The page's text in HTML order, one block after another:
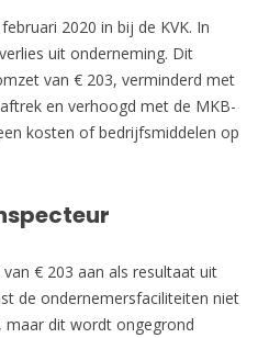
2020 in bij de KVK. In
uit onderneming. Dit
van € 203, verminderd met
en verhoogd met de MKB-
kosten of bedrijfsmiddelen op
€ 203 aan als resultaat uit
de ondernemersfaciliteiten niet
dit wordt ongegrond